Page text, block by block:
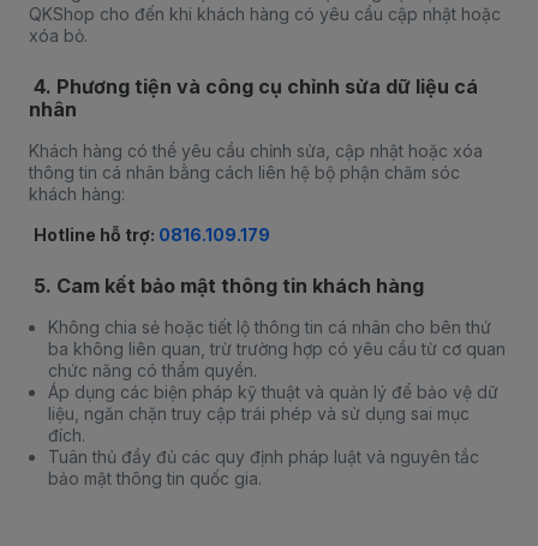
QKShop cho đến khi khách hàng có yêu cầu cập nhật hoặc
xóa bỏ.
4. Phương tiện và công cụ chỉnh sửa dữ liệu cá
nhân
Khách hàng có thể yêu cầu chỉnh sửa, cập nhật hoặc xóa
thông tin cá nhân bằng cách liên hệ bộ phận chăm sóc
khách hàng:
Hotline hỗ trợ: 0816.109.179
5. Cam kết bảo mật thông tin khách hàng
Không chia sẻ hoặc tiết lộ thông tin cá nhân cho bên thứ
ba không liên quan, trừ trường hợp có yêu cầu từ cơ quan
chức năng có thẩm quyền.
Áp dụng các biện pháp kỹ thuật và quản lý để bảo vệ dữ
liệu, ngăn chặn truy cập trái phép và sử dụng sai mục
đích.
Tuân thủ đầy đủ các quy định pháp luật và nguyên tắc
bảo mật thông tin quốc gia.